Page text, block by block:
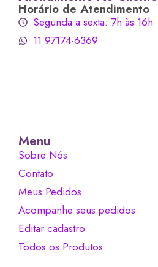
Horário de Atendimento
Segunda a sexta: 7h às 16h
11 97174-6369
Menu
Sobre Nós
Contato
Meus Pedidos
Acompanhe seus pedidos
Editar cadastro
Todos os Produtos